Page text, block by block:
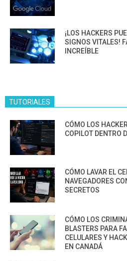
¡LOS HACKERS
SIGNOS VITALES!
INCREÍBLE
TUTORIALES
CÓMO LOS
COPILOT DENTRO
CÓMO LAVAR EL
NAVEGADORES
SECRETOS
CÓMO LOS
BLASTERS PARA
CELULARES Y
EN CANADÁ